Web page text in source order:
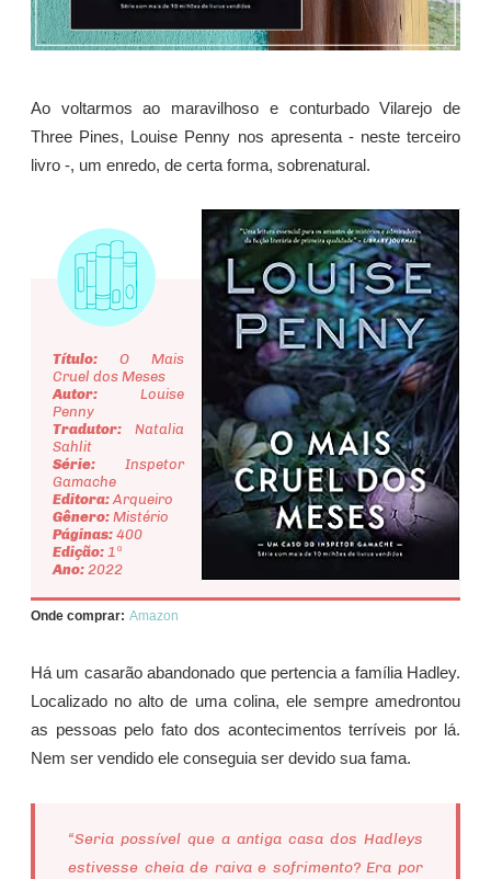
Ao voltarmos ao maravilhoso e conturbado Vilarejo de
Three Pines, Louise Penny nos apresenta - neste terceiro
livro -, um enredo, de certa forma, sobrenatural.
Título:O Mais
Cruel dos Meses
Autor:Louise
Penny
Tradutor:Natalia
Sahlit
Série:Inspetor
Gamache
Editora:Arqueiro
Gênero:Mistério
Páginas:400
Edição:1ª
Ano:2022
Onde comprar: Amazon
Há um casarão abandonado que pertencia a família Hadley.
Localizado no alto de uma colina, ele sempre amedrontou
as pessoas pelo fato dos acontecimentos terríveis por lá.
Nem ser vendido ele conseguia ser devido sua fama.
“Seria possível que a antiga casa dos Hadleys
estivesse cheia de raiva e sofrimento? Era por